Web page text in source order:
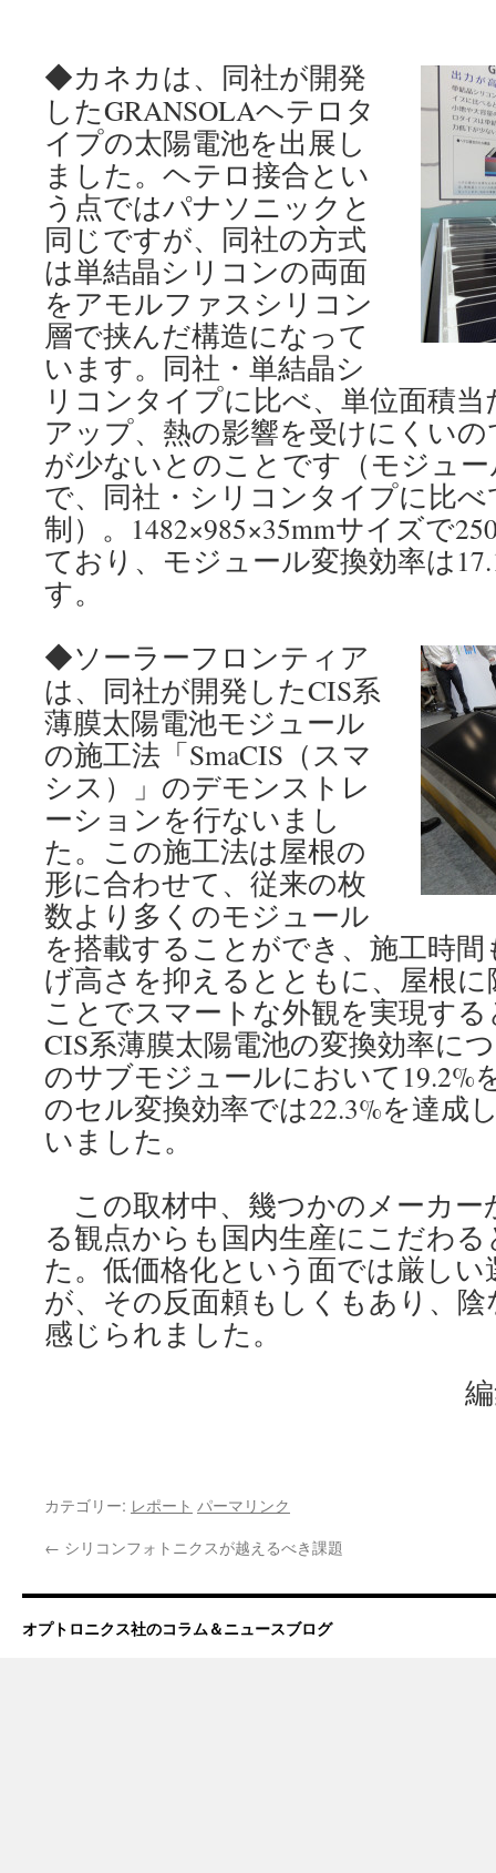
◆カネカは、同社が開発
したGRANSOLAヘテロタ
イプの太陽電池を出展し
ました。ヘテロ接合とい
う点ではパナソニックと
同じですが、同社の方式
は単結晶シリコンの両面
をアモルファスシリコン
層で挟んだ構造になって
います。同社・単結晶シ
リコンタイプに比べ、単位面積
アップ、熱の影響を受けにくい
が少ないとのことです（モジュ
で、同社・シリコンタイプに比べ
制）。1482×985×35mmサイズで
ており、モジュール変換効率は
す。
◆ソーラーフロンティア
は、同社が開発したCIS系
薄膜太陽電池モジュール
の施工法「SmaCIS（スマ
シス）」のデモンストレ
ーションを行ないまし
た。この施工法は屋根の
形に合わせて、従来の枚
数より多くのモジュール
を搭載することができ、施工時間
げ高さを抑えるとともに、屋根
ことでスマートな外観を実現す
CIS系薄膜太陽電池の変換効率に
のサブモジュールにおいて19.2%
のセル変換効率では22.3%を達成
いました。
この取材中、幾つかのメーカー
る観点からも国内生産にこだわ
た。低価格化という面では厳し
が、その反面頼もしくもあり、
感じられました。
カテゴリー: レポート パーマリンク
← シリコンフォトニクスが越えるべき課題
オプトロニクス社のコラム＆ニュースブログ